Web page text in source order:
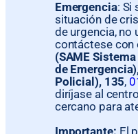
Emergencia: Si
situación de
de urgencia, no
contáctese con
(SAME
de
Policial), 135,
diríjase al
cercano para